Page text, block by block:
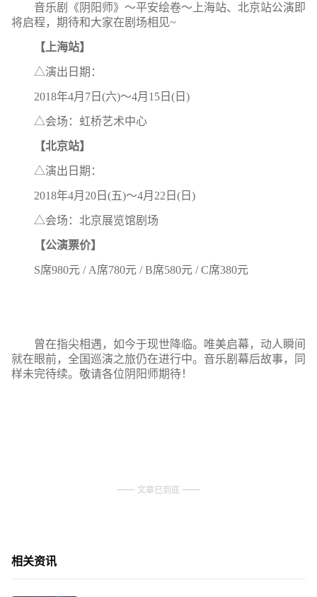
音乐剧《阴阳师》～平安绘卷～上海站、北京站公演即
将启程，期待和大家在剧场相见~
【上海站】
△演出日期：
2018年4月7日(六)～4月15日(日)
△会场：虹桥艺术中心
【北京站】
△演出日期：
2018年4月20日(五)～4月22日(日)
△会场：北京展览馆剧场
【公演票价】
S席980元 / A席780元 / B席580元 / C席380元
曾在指尖相遇，如今于现世降临。唯美启幕，动人瞬间
就在眼前，全国巡演之旅仍在进行中。音乐剧幕后故事，同
样未完待续。敬请各位阴阳师期待！
文章已到底
相关资讯